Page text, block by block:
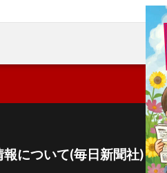
報について(毎日新聞社)